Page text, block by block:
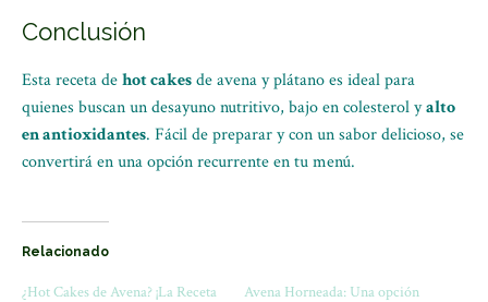
Conclusión
Esta receta dehot cakesde avena y plátano es ideal para
quienes buscan un desayuno nutritivo, bajo en colesterol yalto
en antioxidantes. Fácil de preparar y con un sabor delicioso, se
convertirá en una opción recurrente en tu menú.
Relacionado
¿Hot Cakes de Avena? ¡La Receta Avena Horneada: Una opción